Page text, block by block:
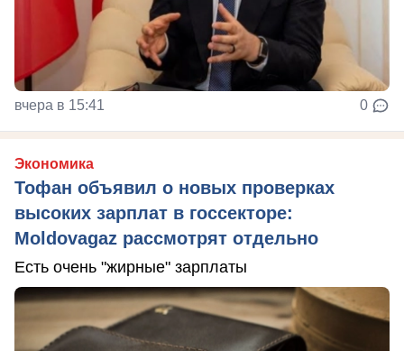
вчера в 15:41 0
Экономика
Тофан объявил о новых проверках
высоких зарплат в госсекторе:
Moldovagaz рассмотрят отдельно
Есть очень "жирные" зарплаты